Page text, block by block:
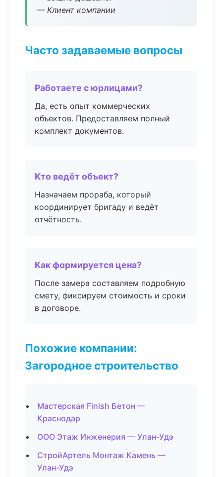
— Клиент компании
Часто задаваемые вопросы
Работаете с юрлицами?
Да, есть опыт коммерческих
объектов. Предоставляем полный
комплект документов.
Кто ведёт объект?
Назначаем прораба, который
координирует бригаду и ведёт
отчётность.
Как формируется цена?
После замера составляем подробную
смету, фиксируем стоимость и сроки
в договоре.
Похожие компании:
Загородное строительство
Мастерская Finish Бетон —
Краснодар
ООО Этаж Инженерия — Улан-Удэ
СтройАртель Монтаж Камень —
Улан-Удэ